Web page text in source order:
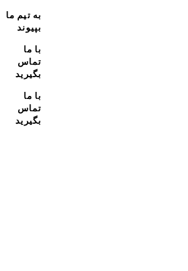
به تیم ما
بپیوند
با ما
تماس
بگیرید
با ما
تماس
بگیرید